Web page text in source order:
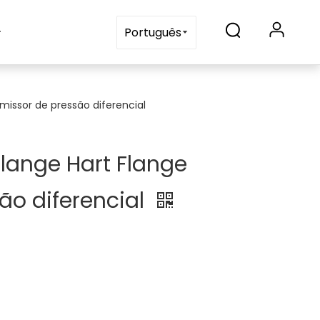
Contate-nos Português
de pressão diferencial
Hart Flange
diferencial